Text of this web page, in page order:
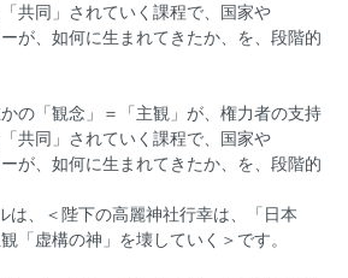
共同」されていく課程で、国家や
ーが、如何に生まれてきたか、を、段階的
の「観念」＝「主観」が、権力者の支持
共同」されていく課程で、国家や
ーが、如何に生まれてきたか、を、段階的
は、＜陛下の高麗神社行幸は、「日本
「虚構の神」を壊していく＞です。